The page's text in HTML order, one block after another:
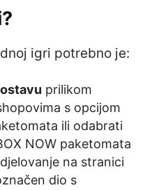
igri potrebno je:
prilikom
s opcijom
ili odabrati
NOW paketomata
na stranici
dio s